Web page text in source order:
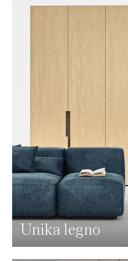
Unika legno